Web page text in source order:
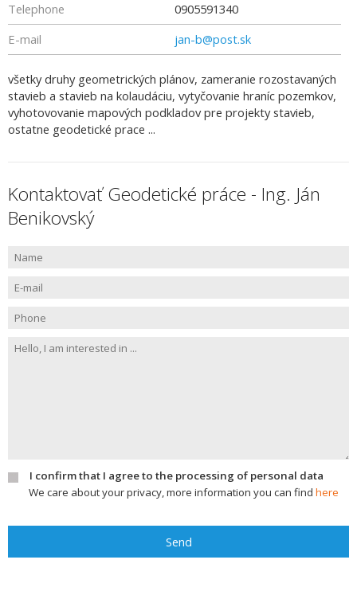
Telephone
0905591340
E-mail
jan-b@post.sk
všetky druhy geometrických plánov, zameranie rozostavaných
stavieb a stavieb na kolaudáciu, vytyčovanie hraníc pozemkov,
vyhotovovanie mapových podkladov pre projekty stavieb,
ostatne geodetické prace ...
Kontaktovať Geodetické práce - Ing. Ján
Benikovský
I confirm that I agree to the processing of personal data
We care about your privacy, more information you can find here
Send